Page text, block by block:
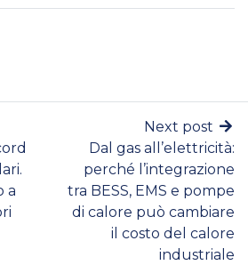
a
Next post
Dal gas all’elettricità:
perché l’integrazione
tra BESS, EMS e pompe
di calore può cambiare
il costo del calore
industriale